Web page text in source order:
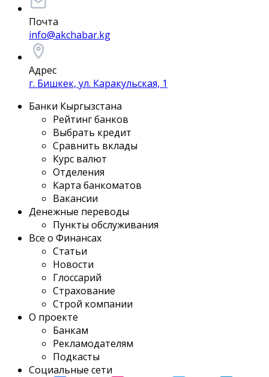
Почта
info@akchabar.kg
Адрес
г. Бишкек, ул. Каракульская, 1
Банки Кыргызстана
Рейтинг банков
Выбрать кредит
Сравнить вклады
Курс валют
Отделения
Карта банкоматов
Вакансии
Денежные переводы
Пункты обслуживания
Все о Финансах
Статьи
Новости
Глоссарий
Страхование
Строй компании
О проекте
Банкам
Рекламодателям
Подкасты
Социальные сети